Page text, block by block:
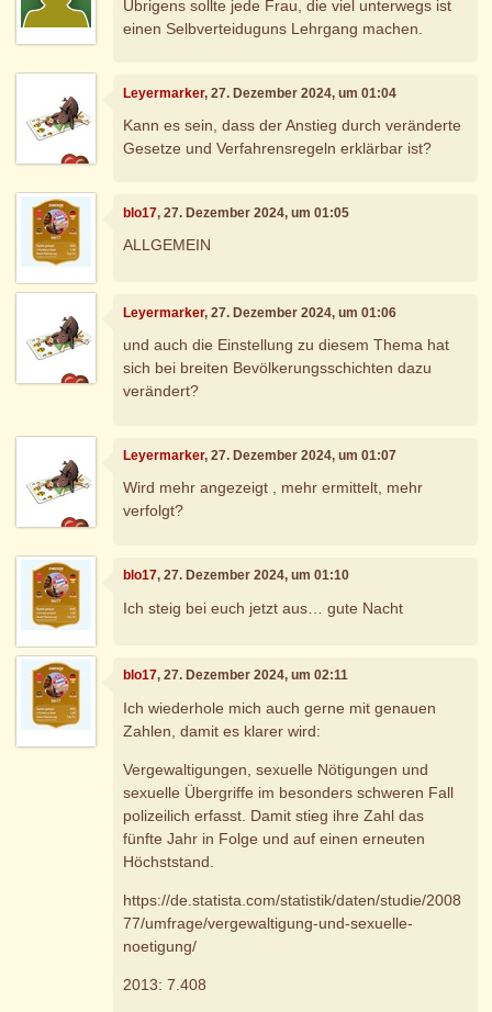
Übrigens sollte jede Frau, die viel unterwegs ist
einen Selbverteiduguns Lehrgang machen.
Leyermarker, 27. Dezember 2024, um 01:04
Kann es sein, dass der Anstieg durch veränderte
Gesetze und Verfahrensregeln erklärbar ist?
blo17, 27. Dezember 2024, um 01:05
ALLGEMEIN
Leyermarker, 27. Dezember 2024, um 01:06
und auch die Einstellung zu diesem Thema hat
sich bei breiten Bevölkerungsschichten dazu
verändert?
Leyermarker, 27. Dezember 2024, um 01:07
Wird mehr angezeigt , mehr ermittelt, mehr
verfolgt?
blo17, 27. Dezember 2024, um 01:10
Ich steig bei euch jetzt aus… gute Nacht
blo17, 27. Dezember 2024, um 02:11
Ich wiederhole mich auch gerne mit genauen
Zahlen, damit es klarer wird:
Vergewaltigungen, sexuelle Nötigungen und
sexuelle Übergriffe im besonders schweren Fall
polizeilich erfasst. Damit stieg ihre Zahl das
fünfte Jahr in Folge und auf einen erneuten
Höchststand.
https://de.statista.com/statistik/daten/studie/2008
77/umfrage/vergewaltigung-und-sexuelle-
noetigung/
2013: 7.408